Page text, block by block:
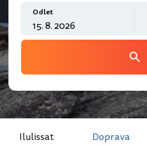
Odlet
Ilulissat Doprava